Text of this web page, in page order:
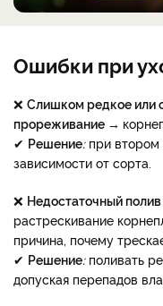
Ошибки при
❌ Слишком редкое или
прореживание →
✔ Решение:при втором
зависимости от сорта.
❌ Недостаточный
растрескивание
причина, почему
✔ Решение:поливать
допуская перепадов